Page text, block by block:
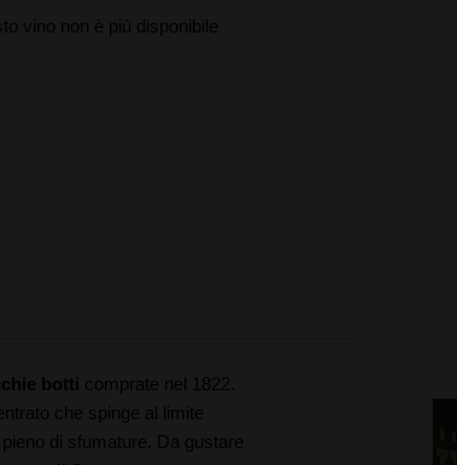
vino non è più disponibile
botti comprate nel 1822.
che spinge al limite
di sfumature. Da gustare